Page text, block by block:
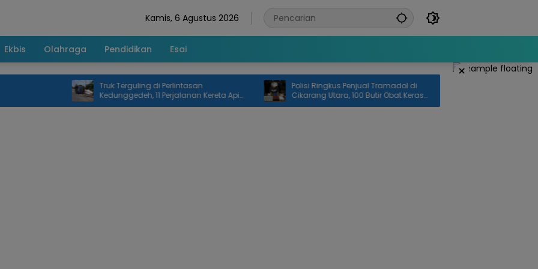
Kamis, 6 Agustus 2026
Ekbis Olahraga Pendidikan Esai
×
Truk Terguling di Perlintasan
Kedunggedeh, 11 Perjalanan Kereta Api
Terdampak
Polisi Ringkus Penjual Tramadol di
Cikarang Utara, 100 Butir Obat Keras
Disita